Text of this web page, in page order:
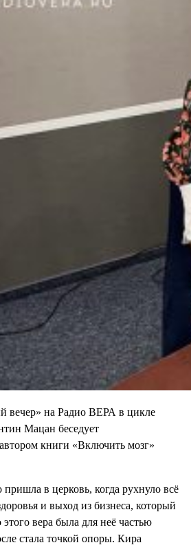
вечер» на Радио ВЕРА в цикле
Мацан беседует
книги «Включить мозг»
пришла в церковь, когда рухнуло всё
и выход из бизнеса, который
этого вера была для неё частью
стала точкой опоры. Кира